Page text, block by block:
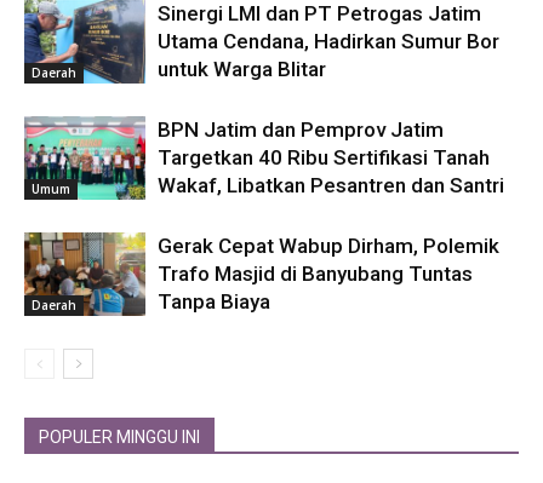
Daerah
Sinergi LMI dan PT Petrogas Jatim
Utama Cendana, Hadirkan Sumur Bor
untuk Warga Blitar
Umum
BPN Jatim dan Pemprov Jatim
Targetkan 40 Ribu Sertifikasi Tanah
Wakaf, Libatkan Pesantren dan Santri
Daerah
Gerak Cepat Wabup Dirham, Polemik
Trafo Masjid di Banyubang Tuntas
Tanpa Biaya
POPULER MINGGU INI